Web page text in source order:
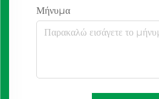
Μήνυμα